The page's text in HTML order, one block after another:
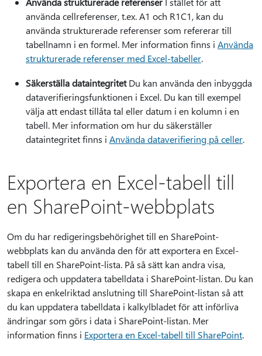
använda cellreferenser, t.ex. A1 och R1C1, kan du
använda strukturerade referenser som refererar till
tabellnamn i en formel. Mer information finns i Använda
strukturerade referenser med Excel-tabeller.
Säkerställa dataintegritetDu kan använda den inbyggda
dataverifieringsfunktionen i Excel. Du kan till exempel
välja att endast tillåta tal eller datum i en kolumn i en
tabell. Mer information om hur du säkerställer
dataintegritet finns i Använda dataverifiering på celler.
Exportera en Excel-tabell till
en SharePoint-webbplats
Om du har redigeringsbehörighet till en SharePoint-
webbplats kan du använda den för att exportera en Excel-
tabell till en SharePoint-lista. På så sätt kan andra visa,
redigera och uppdatera tabelldata i SharePoint-listan. Du kan
skapa en enkelriktad anslutning till SharePoint-listan så att
du kan uppdatera tabelldata i kalkylbladet för att införliva
ändringar som görs i data i SharePoint-listan. Mer
information finns i Exportera en Excel-tabell till SharePoint.